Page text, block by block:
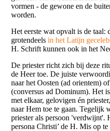
vormen - de gewone en de
worden.
Het eerste wat opvalt is de
grotendeels in het Latijn
H. Schrift kunnen ook in het
De priester richt zich bij deze
de Heer toe. De juiste
naar het Oosten (ad orientem)
(conversus ad Dominum). Het
met elkaar, gelovigen én
naar Hem toe te gaan. Tegelijk
priester als persoon 'verdwijnt'.
persona Christi’ de H. Mis op te